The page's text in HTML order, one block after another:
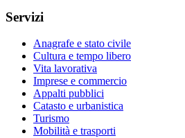
Servizi
Anagrafe e stato civile
Cultura e tempo libero
Vita lavorativa
Imprese e commercio
Appalti pubblici
Catasto e urbanistica
Turismo
Mobilità e trasporti